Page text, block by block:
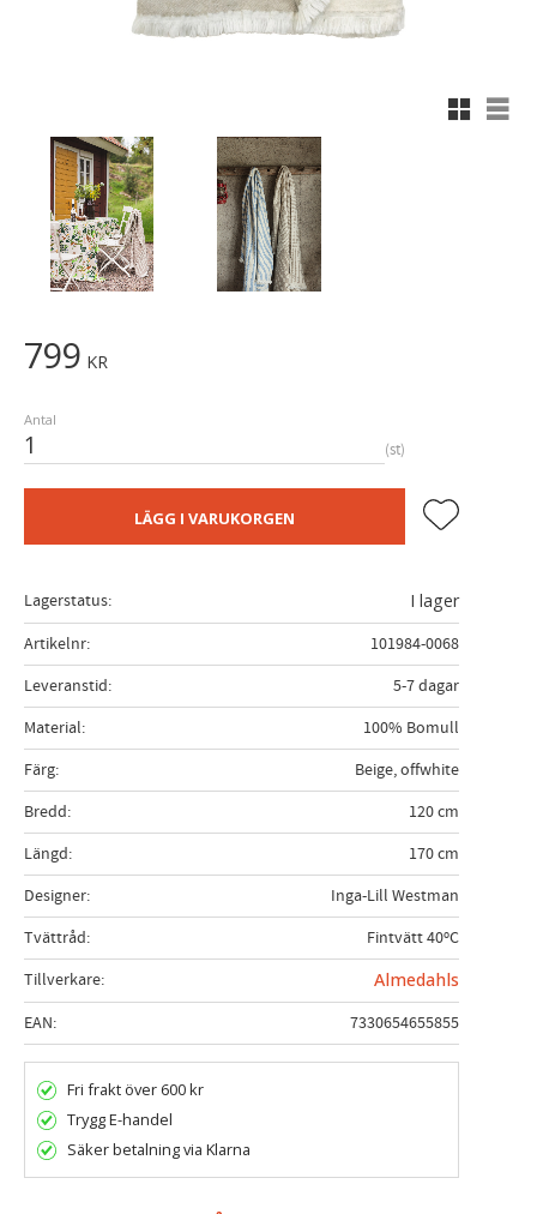
799 KR
Antal
st
LÄGG I VARUKORGEN Lägg till i
Lagerstatus
I lager
Artikelnr
101984-0068
Leveranstid
5-7 dagar
Material
100% Bomull
Färg
Beige, offwhite
Bredd
120 cm
Längd
170 cm
Designer
Inga-Lill Westman
Tvättråd
Fintvätt 40ºC
Tillverkare
Almedahls
EAN
7330654655855
Fri frakt över 600 kr
Trygg E-handel
Säker betalning via Klarna